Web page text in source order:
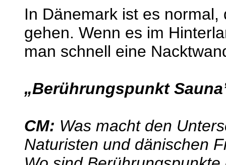
In Dänemark ist es
gehen. Wenn es im
man schnell eine
„Berührungspunkt
CM: Was macht den
Naturisten und dänischen